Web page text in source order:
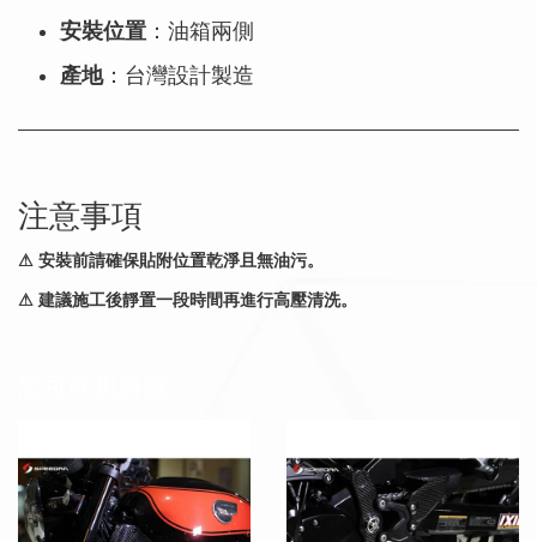
安裝位置 ：油箱兩側
產地：台灣設計製造
注意事項
⚠ 安裝前請確保貼附位置乾淨且無油污。
⚠ 建議施工後靜置一段時間再進行高壓清洗。